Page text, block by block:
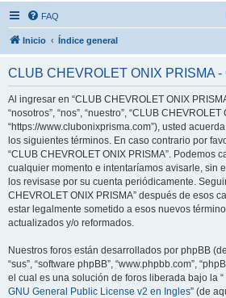
FAQ
Inicio Índice general
CLUB CHEVROLET ONIX PRISMA
Al ingresar en “CLUB CHEVROLET ONIX
“nosotros”, “nos”, “nuestro”, “CLUB CHEVROLET
“https://www.clubonixprisma.com”), usted
los siguientes términos. En caso contrario por
“CLUB CHEVROLET ONIX PRISMA”. Podemos
cualquier momento e intentaríamos avisarle, sin
los revisase por su cuenta periódicamente.
CHEVROLET ONIX PRISMA” después de esos
estar legalmente sometido a esos nuevos
actualizados y/o reformados.
Nuestros foros están desarrollados por phpBB
“sus”, “software phpBB”, “www.phpbb.com”,
el cual es una solución de foros liberada bajo la “
GNU General Public License v2 en Ingles” (de